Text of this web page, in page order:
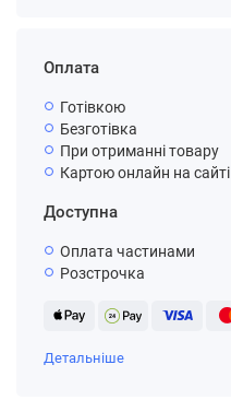
Оплата
Готівкою
Безготівка
При отриманні товару
Картою онлайн на сайті
Доступна
Оплата частинами
Розстрочка
Детальніше